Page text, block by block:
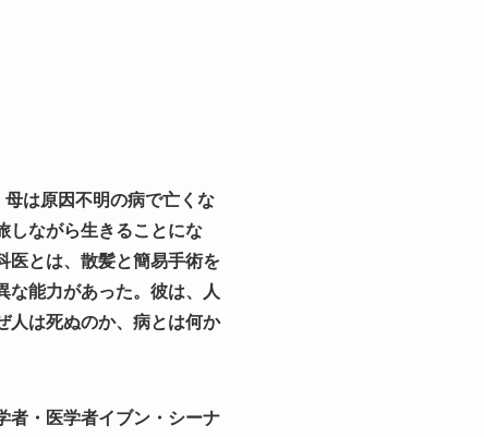
は原因不明の病で亡くな
しながら生きることにな
医とは、散髪と簡易手術を
な能力があった。彼は、人
人は死ぬのか、病とは何か
者・医学者イブン・シーナ